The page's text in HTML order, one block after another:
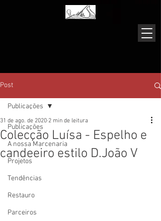
Post
Publicações
A nossa Marcenaria
Projetos
Tendências
Restauro
Parceiros
Publicações
Colecção Luísa - Espelho e
candeeiro estilo D.João V
31 de ago. de 2020 2 min de leitura